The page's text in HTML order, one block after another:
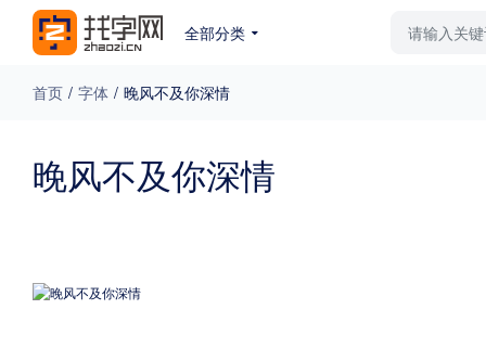
全部分类
免费下载 收费下载 更多
首页 / 字体 / 晚风不及你深情
晚风不及你深情